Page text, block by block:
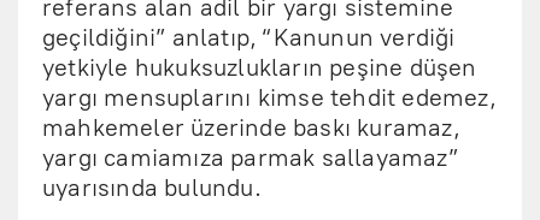
referans alan adil bir yargı sistemine
geçildiğini” anlatıp, “Kanunun verdiği
yetkiyle hukuksuzlukların peşine düşen
yargı mensuplarını kimse tehdit edemez,
mahkemeler üzerinde baskı kuramaz,
yargı camiamıza parmak sallayamaz”
uyarısında bulundu.